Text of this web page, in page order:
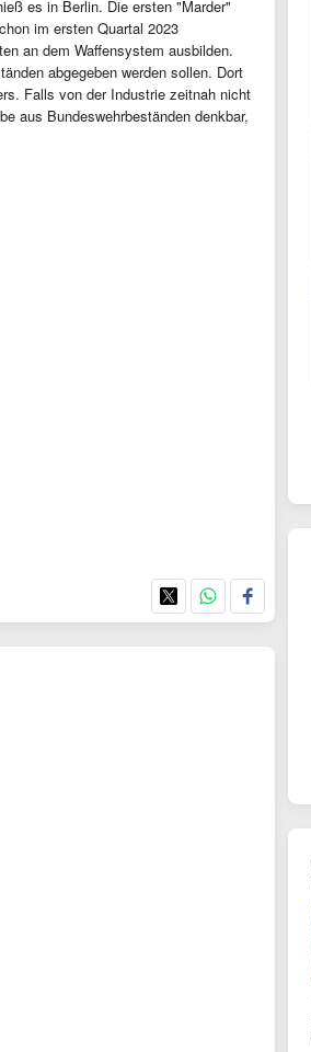
es in Berlin. Die ersten "Marder"
im ersten Quartal 2023
an dem Waffensystem ausbilden.
abgegeben werden sollen. Dort
Falls von der Industrie zeitnah nicht
aus Bundeswehrbeständen denkbar,